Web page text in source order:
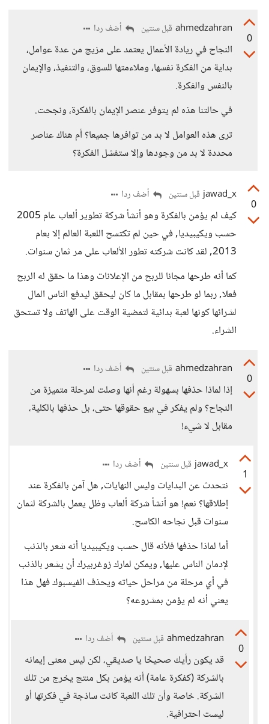
0
ahmedzahran قبل سنتين أضف ردا
النجاح في ريادة الأعمال يعتمد على مزيج من عدة عوامل،
بداية من الفكرة نفسها، وملاءمتها للسوق، والتنفيذ، والإيمان
بالنفس والفكرة.
في حالتنا هذه لم يتوفر عنصر الإيمان بالفكرة، ونجحت.
ترى هذه العوامل لا بد من توافرها جميعا؟ أم هناك عناصر
محددة لا بد من وجودها وإلا ستفشل الفكرة؟
0
jawad_x قبل سنتين أضف ردا
كيف لم يؤمن بالفكرة وهو أنشأ شركة تطوير ألعاب عام 2005
حسب ويكيبيديا, في حين لم تكتسح اللعبة العالم إلا بعام
2013, لقد كانت شركته تطور الألعاب على مر ثمان سنوات.
كما أنه طرحها مجانا للربح من الإعلانات وهذا ما حقق له الربح
فعلا, ربما لو طرحها بمقابل ما كان ليحقق ليدفع الناس المال
لشرائها كونها لعبة بدائية لتمضية الوقت على الهاتف ولا تستحق
الشراء.
0
ahmedzahran قبل سنتين أضف ردا
إذا لماذا حذفها بسهولة رغم أنها وصلت لمرحلة متميزة من
النجاح؟ ولم يفكر في بيع حقوقها حتى، بل حذفها بالكلية،
مقابل لا شيء!
1
jawad_x قبل سنتين أضف ردا
نتحدث عن البدايات وليس النهايات, هل آمن بالفكرة عند
إطلاقها؟ نعم! هو أنشأ شركة ألعاب وظل يعمل بالشركة لثمان
سنوات قبل نجاحه الكاسح.
أما لماذا حذفها فلأنه قال حسب ويكيبيديا أنه شعر بالذنب
لإدمان الناس عليها, ويمكن لمارك زوغربيرك أن يشعر بالذنب
في أي مرحلة من مراحل حياته ويحذف الفيسبوك فهل هذا
يعني أنه لم يؤمن بمشروعه؟
0
ahmedzahran قبل سنتين أضف ردا
قد يكون رأيك صحيحًا يا صديقي، لكن ليس معنى إيمانه
بالشركة (كفكرة عامة) أنه يؤمن بكل منتج يخرج من تلك
الشركة. خاصة وأن تلك اللعبة كانت ساذجة في فكرتها أو
ليست احترافية.